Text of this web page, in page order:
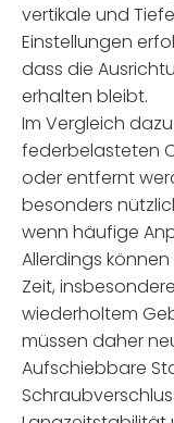
vertikale und
Einstellungen
dass die
erhalten bleibt.
Im Vergleich
federbelasteten
oder entfernt
besonders
wenn häufige
Allerdings
Zeit,
wiederholtem
müssen daher
Aufschiebbare